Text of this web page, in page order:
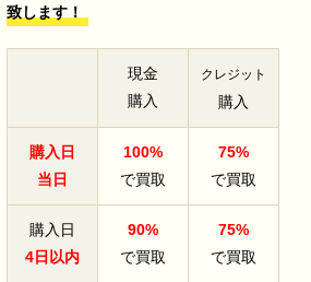
致します！
現金
購入
クレジット
購入
購入日
当日
100%
で買取
75%
で買取
購入日
4日以内
90%
で買取
75%
で買取